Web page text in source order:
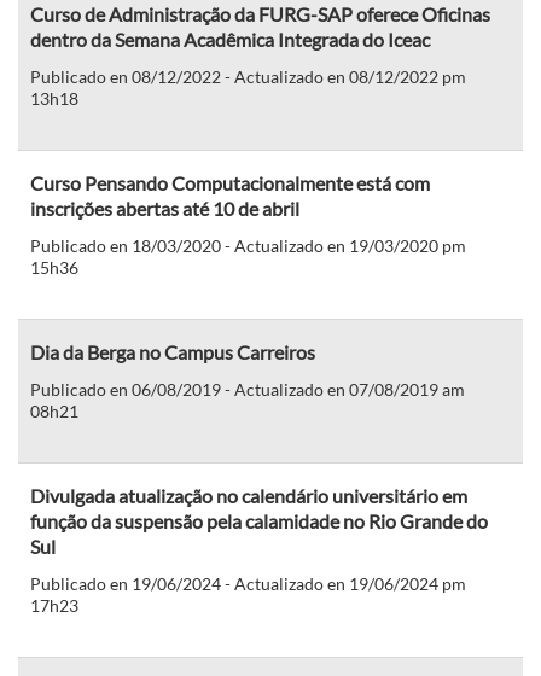
Curso de Administração da FURG-SAP oferece Oficinas
dentro da Semana Acadêmica Integrada do Iceac
Publicado en 08/12/2022 - Actualizado en 08/12/2022 pm
13h18
Curso Pensando Computacionalmente está com
inscrições abertas até 10 de abril
Publicado en 18/03/2020 - Actualizado en 19/03/2020 pm
15h36
Dia da Berga no Campus Carreiros
Publicado en 06/08/2019 - Actualizado en 07/08/2019 am
08h21
Divulgada atualização no calendário universitário em
função da suspensão pela calamidade no Rio Grande do
Sul
Publicado en 19/06/2024 - Actualizado en 19/06/2024 pm
17h23